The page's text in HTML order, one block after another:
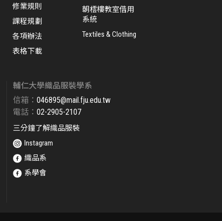
修業規則
課程規劃
各項辦法
表格下載
朝橒樓教室借用
系統
Textiles & Clothing
輔仁大學織品服裝學系
信箱： 046895@mail.fju.edu.tw​
電話： 02-2905-2107
三分鐘了解織品服裝
Instagram
織品系
系學會